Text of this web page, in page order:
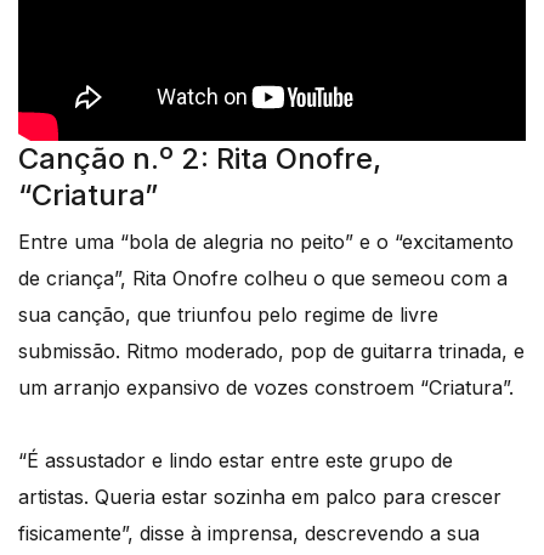
Canção n.º 2: Rita Onofre,
“Criatura”
Entre uma “bola de alegria no peito” e o “excitamento
de criança”, Rita Onofre colheu o que semeou com a
sua canção, que triunfou pelo regime de livre
submissão. Ritmo moderado, pop de guitarra trinada, e
um arranjo expansivo de vozes constroem “Criatura”.
“É assustador e lindo estar entre este grupo de
artistas. Queria estar sozinha em palco para crescer
fisicamente”, disse à imprensa, descrevendo a sua